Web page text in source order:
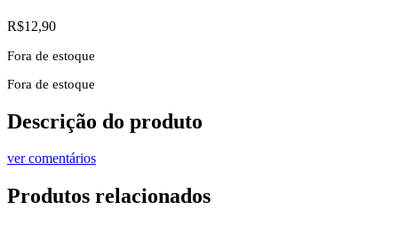
R$12,90
Fora de estoque
Fora de estoque
Descrição do produto
ver comentários
Produtos relacionados